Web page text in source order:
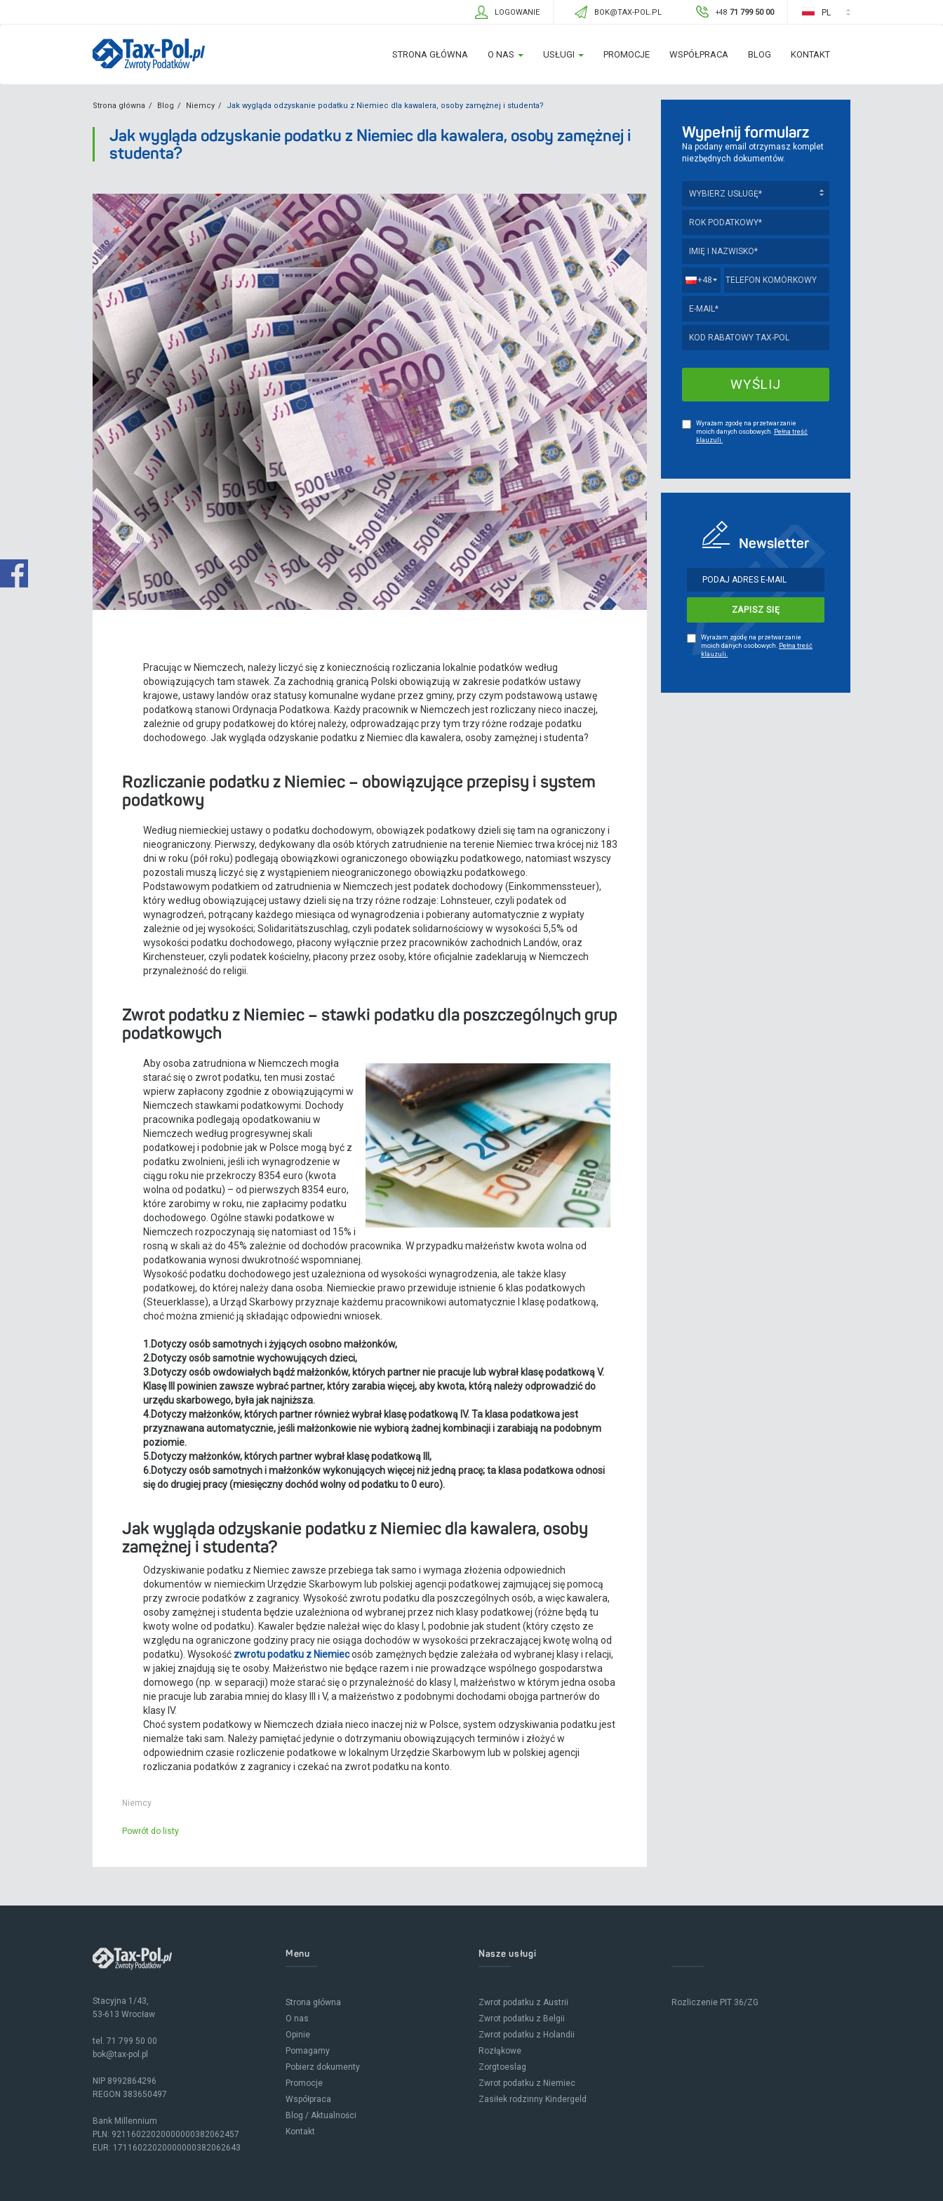
PL
+48 71 799 50 00
BOK@TAX-POL.PL
LOGOWANIE
STRONA GŁÓWNA O NAS USŁUGI PROMOCJE WSPÓŁPRACA BLOG KONTAKT
Strona główna Blog Niemcy Jak wygląda odzyskanie podatku z Niemiec dla kawalera, osoby zamężnej i studenta?
Jak wygląda odzyskanie podatku z Niemiec dla kawalera, osoby zamężnej i
studenta?
Pracując w Niemczech, należy liczyć się z koniecznością rozliczania lokalnie podatków według
obowiązujących tam stawek. Za zachodnią granicą Polski obowiązują w zakresie podatków ustawy
krajowe, ustawy landów oraz statusy komunalne wydane przez gminy, przy czym podstawową ustawę
podatkową stanowi Ordynacja Podatkowa. Każdy pracownik w Niemczech jest rozliczany nieco inaczej,
zależnie od grupy podatkowej do której należy, odprowadzając przy tym trzy różne rodzaje podatku
dochodowego. Jak wygląda odzyskanie podatku z Niemiec dla kawalera, osoby zamężnej i studenta?
Rozliczanie podatku z Niemiec – obowiązujące przepisy i system
podatkowy
Według niemieckiej ustawy o podatku dochodowym, obowiązek podatkowy dzieli się tam na ograniczony i
nieograniczony. Pierwszy, dedykowany dla osób których zatrudnienie na terenie Niemiec trwa krócej niż 183
dni w roku (pół roku) podlegają obowiązkowi ograniczonego obowiązku podatkowego, natomiast wszyscy
pozostali muszą liczyć się z wystąpieniem nieograniczonego obowiązku podatkowego.
Podstawowym podatkiem od zatrudnienia w Niemczech jest podatek dochodowy (Einkommenssteuer),
który według obowiązującej ustawy dzieli się na trzy różne rodzaje: Lohnsteuer, czyli podatek od
wynagrodzeń, potrącany każdego miesiąca od wynagrodzenia i pobierany automatycznie z wypłaty
zależnie od jej wysokości; Solidaritätszuschlag, czyli podatek solidarnościowy w wysokości 5,5% od
wysokości podatku dochodowego, płacony wyłącznie przez pracowników zachodnich Landów, oraz
Kirchensteuer, czyli podatek kościelny, płacony przez osoby, które oficjalnie zadeklarują w Niemczech
przynależność do religii.
Zwrot podatku z Niemiec – stawki podatku dla poszczególnych grup
podatkowych
Aby osoba zatrudniona w Niemczech mogła
starać się o zwrot podatku, ten musi zostać
wpierw zapłacony zgodnie z obowiązującymi w
Niemczech stawkami podatkowymi. Dochody
pracownika podlegają opodatkowaniu w
Niemczech według progresywnej skali
podatkowej i podobnie jak w Polsce mogą być z
podatku zwolnieni, jeśli ich wynagrodzenie w
ciągu roku nie przekroczy 8354 euro (kwota
wolna od podatku) – od pierwszych 8354 euro,
które zarobimy w roku, nie zapłacimy podatku
dochodowego. Ogólne stawki podatkowe w
Niemczech rozpoczynają się natomiast od 15% i
rosną w skali aż do 45% zależnie od dochodów pracownika. W przypadku małżeństw kwota wolna od
podatkowania wynosi dwukrotność wspomnianej.
Wysokość podatku dochodowego jest uzależniona od wysokości wynagrodzenia, ale także klasy
podatkowej, do której należy dana osoba. Niemieckie prawo przewiduje istnienie 6 klas podatkowych
(Steuerklasse), a Urząd Skarbowy przyznaje każdemu pracownikowi automatycznie I klasę podatkową,
choć można zmienić ją składając odpowiedni wniosek.
1.Dotyczy osób samotnych i żyjących osobno małżonków,
2.Dotyczy osób samotnie wychowujących dzieci,
3.Dotyczy osób owdowiałych bądź małżonków, których partner nie pracuje lub wybrał klasę podatkową V.
Klasę III powinien zawsze wybrać partner, który zarabia więcej, aby kwota, którą należy odprowadzić do
urzędu skarbowego, była jak najniższa.
4.Dotyczy małżonków, których partner również wybrał klasę podatkową IV. Ta klasa podatkowa jest
przyznawana automatycznie, jeśli małżonkowie nie wybiorą żadnej kombinacji i zarabiają na podobnym
poziomie.
5.Dotyczy małżonków, których partner wybrał klasę podatkową III,
6.Dotyczy osób samotnych i małżonków wykonujących więcej niż jedną pracę; ta klasa podatkowa odnosi
się do drugiej pracy (miesięczny dochód wolny od podatku to 0 euro).
Jak wygląda odzyskanie podatku z Niemiec dla kawalera, osoby
zamężnej i studenta?
Odzyskiwanie podatku z Niemiec zawsze przebiega tak samo i wymaga złożenia odpowiednich
dokumentów w niemieckim Urzędzie Skarbowym lub polskiej agencji podatkowej zajmującej się pomocą
przy zwrocie podatków z zagranicy. Wysokość zwrotu podatku dla poszczególnych osób, a więc kawalera,
osoby zamężnej i studenta będzie uzależniona od wybranej przez nich klasy podatkowej (różne będą tu
kwoty wolne od podatku). Kawaler będzie należał więc do klasy I, podobnie jak student (który często ze
względu na ograniczone godziny pracy nie osiąga dochodów w wysokości przekraczającej kwotę wolną od
podatku). Wysokość zwrotu podatku z Niemiecosób zamężnych będzie zależała od wybranej klasy i relacji,
w jakiej znajdują się te osoby. Małżeństwo nie będące razem i nie prowadzące wspólnego gospodarstwa
domowego (np. w separacji) może starać się o przynależność do klasy I, małżeństwo w którym jedna osoba
nie pracuje lub zarabia mniej do klasy III i V, a małżeństwo z podobnymi dochodami obojga partnerów do
klasy IV.
Choć system podatkowy w Niemczech działa nieco inaczej niż w Polsce, system odzyskiwania podatku jest
niemalże taki sam. Należy pamiętać jedynie o dotrzymaniu obowiązujących terminów i złożyć w
odpowiednim czasie rozliczenie podatkowe w lokalnym Urzędzie Skarbowym lub w polskiej agencji
rozliczania podatków z zagranicy i czekać na zwrot podatku na konto.
Niemcy
Powrót do listy
Wypełnij formularz
Na podany email otrzymasz komplet
niezbędnych dokumentów.
+48
Wyrażam zgodę na przetwarzanie
moich danych osobowych. Pełna treść
klauzuli.
Newsletter
Wyrażam zgodę na przetwarzanie
moich danych osobowych. Pełna treść
klauzuli.
Stacyjna 1/43,
53-613 Wrocław
tel. 71 799 50 00
bok@tax-pol.pl
NIP 8992864296
REGON 383650497
Bank Millennium
PLN: 92116022020000000382062457
EUR: 17116022020000000382062643
Menu
Strona główna
O nas
Opinie
Pomagamy
Pobierz dokumenty
Promocje
Współpraca
Blog / Aktualności
Kontakt
Nasze usługi
Zwrot podatku z Austrii
Zwrot podatku z Belgii
Zwrot podatku z Holandii
Rozłąkowe
Zorgtoeslag
Zwrot podatku z Niemiec
Zasiłek rodzinny Kindergeld
Rozliczenie PIT 36/ZG